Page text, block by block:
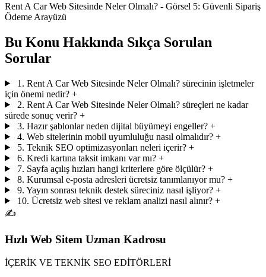
Rent A Car Web Sitesinde Neler Olmalı? - Görsel 5: Güvenli Sipariş
Ödeme Arayüzü
Bu Konu Hakkında Sıkça Sorulan
Sorular
1. Rent A Car Web Sitesinde Neler Olmalı? sürecinin işletmeler
için önemi nedir? +
2. Rent A Car Web Sitesinde Neler Olmalı? süreçleri ne kadar
sürede sonuç verir? +
3. Hazır şablonlar neden dijital büyümeyi engeller? +
4. Web sitelerinin mobil uyumluluğu nasıl olmalıdır? +
5. Teknik SEO optimizasyonları neleri içerir? +
6. Kredi kartına taksit imkanı var mı? +
7. Sayfa açılış hızları hangi kriterlere göre ölçülür? +
8. Kurumsal e-posta adresleri ücretsiz tanımlanıyor mu? +
9. Yayın sonrası teknik destek süreciniz nasıl işliyor? +
10. Ücretsiz web sitesi ve reklam analizi nasıl alınır? +
✍️
Hızlı Web Sitem Uzman Kadrosu
İÇERİK VE TEKNİK SEO EDİTÖRLERİ